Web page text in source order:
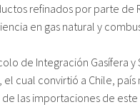
refinados por parte de
en gas natural y
de Integración Gasífera y
el cual convirtió a Chile, país
las importaciones de este